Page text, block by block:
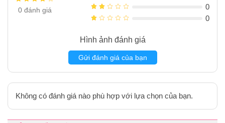
0đánh giá
0
0
Hình ảnh đánh giá
Gửi đánh giá của bạn
Không có đánh giá nào phù hợp với lựa chọn của bạn.